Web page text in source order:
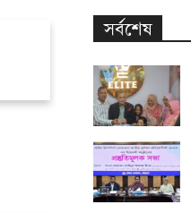
সর্বশেষ